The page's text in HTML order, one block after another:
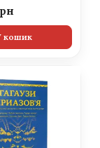
кошик